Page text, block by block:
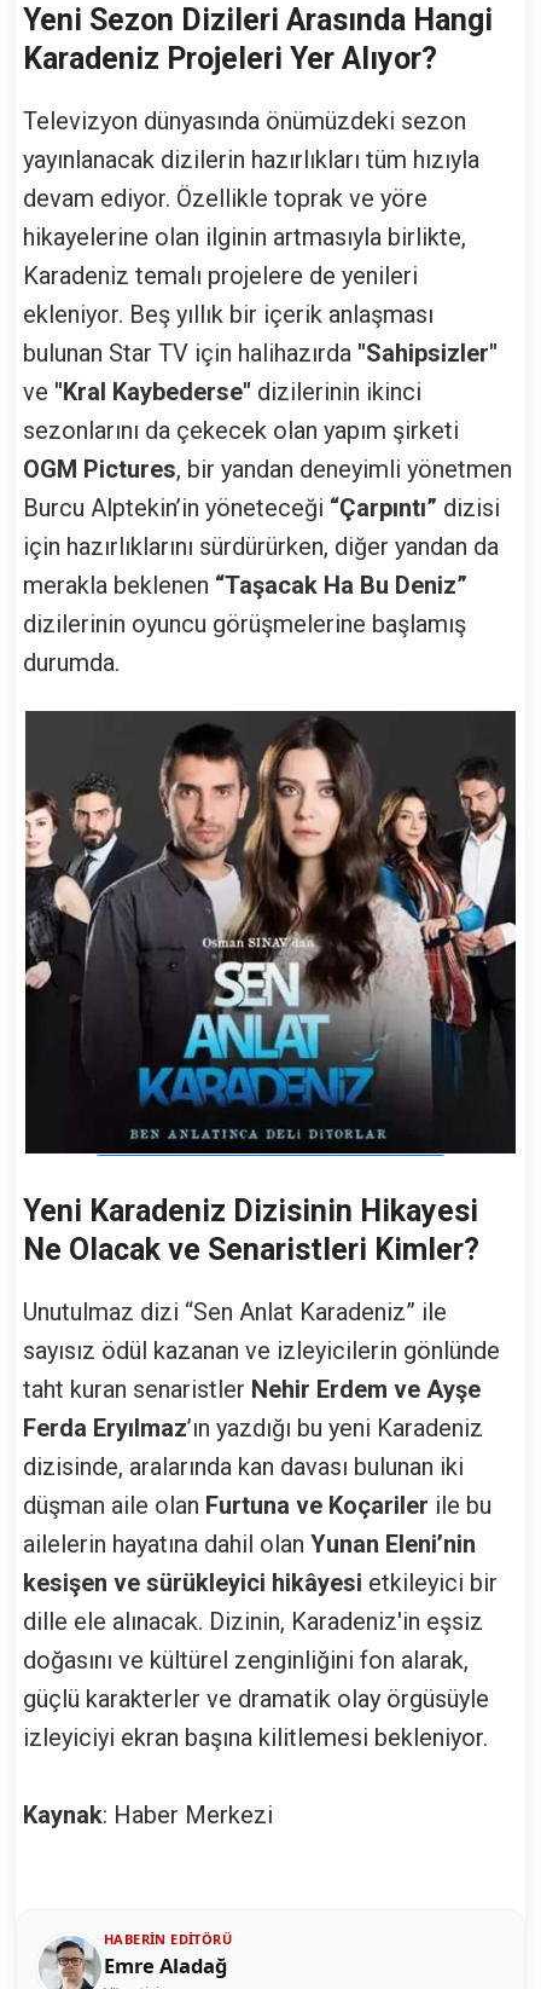
Yeni Sezon Dizileri Arasında Hangi
Karadeniz Projeleri Yer Alıyor?
Televizyon dünyasında önümüzdeki sezon
yayınlanacak dizilerin hazırlıkları tüm hızıyla
devam ediyor. Özellikle toprak ve yöre
hikayelerine olan ilginin artmasıyla birlikte,
Karadeniz temalı projelere de yenileri
ekleniyor. Beş yıllık bir içerik anlaşması
bulunan Star TV için halihazırda "Sahipsizler"
ve "Kral Kaybederse" dizilerinin ikinci
sezonlarını da çekecek olan yapım şirketi
OGM Pictures, bir yandan deneyimli yönetmen
Burcu Alptekin’in yöneteceği “Çarpıntı” dizisi
için hazırlıklarını sürdürürken, diğer yandan da
merakla beklenen “Taşacak Ha Bu Deniz”
dizilerinin oyuncu görüşmelerine başlamış
durumda.
Yeni Karadeniz Dizisinin Hikayesi
Ne Olacak ve Senaristleri Kimler?
Unutulmaz dizi “Sen Anlat Karadeniz” ile
sayısız ödül kazanan ve izleyicilerin gönlünde
taht kuran senaristler Nehir Erdem ve Ayşe
Ferda Eryılmaz’ın yazdığı bu yeni Karadeniz
dizisinde, aralarında kan davası bulunan iki
düşman aile olan Furtuna ve Koçariler ile bu
ailelerin hayatına dahil olan Yunan Eleni’nin
kesişen ve sürükleyici hikâyesi etkileyici bir
dille ele alınacak. Dizinin, Karadeniz'in eşsiz
doğasını ve kültürel zenginliğini fon alarak,
güçlü karakterler ve dramatik olay örgüsüyle
izleyiciyi ekran başına kilitlemesi bekleniyor.
Kaynak: Haber Merkezi
HABERIN EDITÖRÜ
Emre Aladağ